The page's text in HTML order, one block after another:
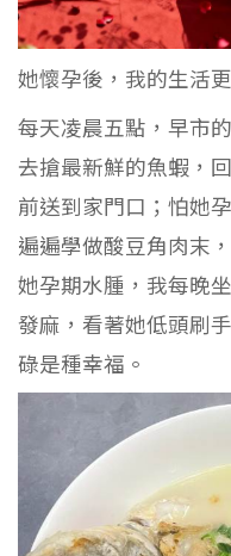
她懷孕後，我的生活
每天凌晨五點，早市
去搶最新鮮的魚蝦，
前送到家門口；怕她
遍遍學做酸豆角肉末
她孕期水腫，我每晚
發麻，看著她低頭刷
碌是種幸福。​